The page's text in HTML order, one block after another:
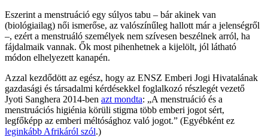
Eszerint a menstruáció egy súlyos tabu – bár akinek van
(biológiailag) női ismerőse, az valószínűleg hallott már a jelenségről
–, ezért a menstruáló személyek nem szívesen beszélnek arról, ha
fájdalmaik vannak. Ők most pihenhetnek a kijelölt, jól látható
módon elhelyezett kanapén.
Azzal kezdődött az egész, hogy az ENSZ Emberi Jogi Hivatalának
gazdasági és társadalmi kérdésekkel foglalkozó részlegét vezető
Jyoti Sanghera 2014-ben azt mondta: „A menstruáció és a
menstruációs higiénia körüli stigma több emberi jogot sért,
legfőképp az emberi méltósághoz való jogot.” (Egyébként ez
leginkább Afrikáról szól.)